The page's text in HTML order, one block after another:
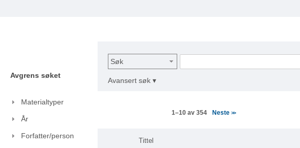
Avgrens søket
Materialtyper
År
Forfatter/person
Søk
Avansert søk ▾
1–10 av 354 Neste >>
Tittel